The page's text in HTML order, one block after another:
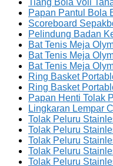
Tiang Bola Voli
Papan Pantul Bola
Scoreboard
Pelindung Badan
Bat Tenis Meja
Bat Tenis Meja
Bat Tenis Meja
Ring Basket
Ring Basket
Papan Henti Tolak
Lingkaran Lempar
Tolak Peluru
Tolak Peluru
Tolak Peluru
Tolak Peluru
Tolak Peluru